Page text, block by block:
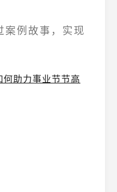
案例故事，实现
助力事业节节高